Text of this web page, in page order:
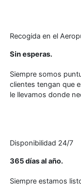
Recogida en el
Sin esperas.
Siempre somos
clientes tengan que
le llevamos donde
Disponibilidad 24/7
365 días al año.
Siempre estamos